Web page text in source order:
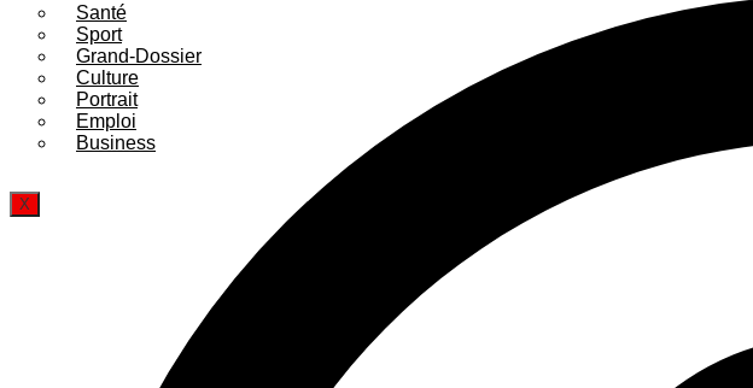
Santé
Sport
Grand-Dossier
Culture
Portrait
Emploi
Business
X